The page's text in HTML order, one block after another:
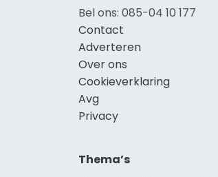
Bel ons: 085-04 10 177
Contact
Adverteren
Over ons
Cookieverklaring
Avg
Privacy
Thema’s